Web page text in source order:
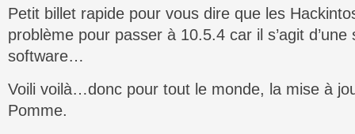
Petit billet rapide pour vous dire que les
problème pour passer à 10.5.4 car il s’agit
software…
Voili voilà…donc pour tout le monde, la mise à
Pomme.